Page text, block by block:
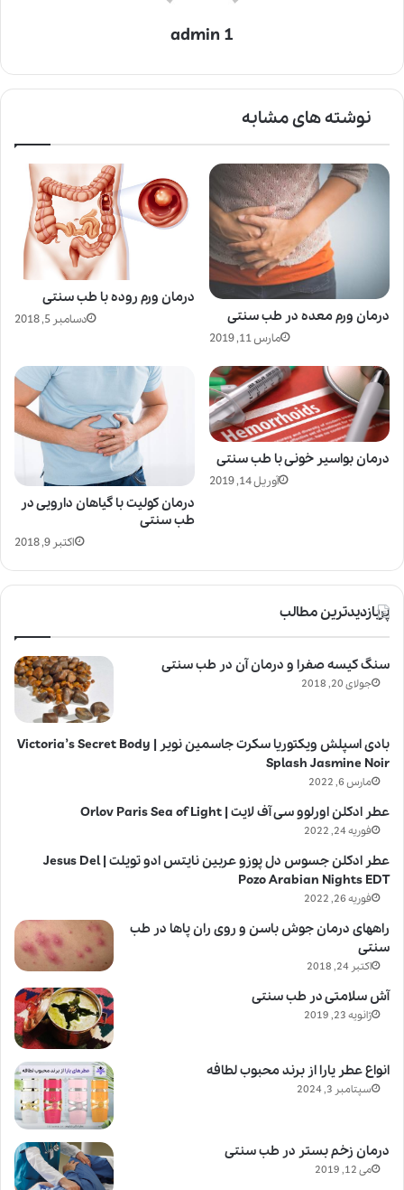
admin 1
نوشته های مشابه
درمان ورم روده با طب سنتی
دسامبر 5, 2018 درمان ورم معده در طب سنتی
مارس 11, 2019
درمان کولیت با گیاهان دارویی در
طب سنتی
اکتبر 9, 2018
درمان بواسیر خونی با طب سنتی
آوریل 14, 2019
پربازدیدترین مطالب
سنگ کیسه صفرا و درمان آن در طب سنتی
جولای 20, 2018
بادی اسپلش ویکتوریا سکرت جاسمین نویر | Victoria’s Secret Body
Splash Jasmine Noir
مارس 6, 2022
عطر ادکلن اورلوو سی آف لایت | Orlov Paris Sea of Light
فوریه 24, 2022
عطر ادکلن جسوس دل پوزو عربین نایتس ادو تویلت | Jesus Del
Pozo Arabian Nights EDT
فوریه 26, 2022
راههای درمان جوش باسن و روی ران پاها در طب
سنتی
اکتبر 24, 2018
آش سلامتی در طب سنتی
ژانویه 23, 2019
انواع عطر یارا از برند محبوب لطافه
سپتامبر 3, 2024
درمان زخم بستر در طب سنتی
می 12, 2019